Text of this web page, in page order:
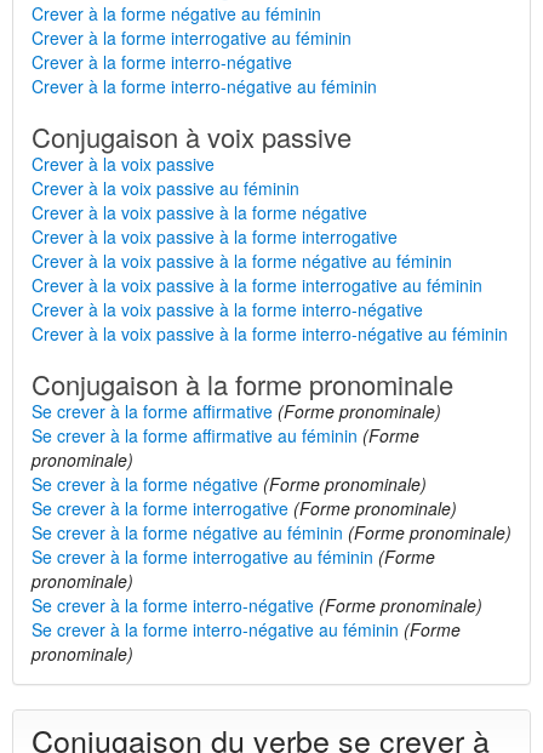
Crever à la forme négative au féminin
Crever à la forme interrogative au féminin
Crever à la forme interro-négative
Crever à la forme interro-négative au féminin
Conjugaison à voix passive
Crever à la voix passive
Crever à la voix passive au féminin
Crever à la voix passive à la forme négative
Crever à la voix passive à la forme interrogative
Crever à la voix passive à la forme négative au féminin
Crever à la voix passive à la forme interrogative au féminin
Crever à la voix passive à la forme interro-négative
Crever à la voix passive à la forme interro-négative au féminin
Conjugaison à la forme pronominale
Se crever à la forme affirmative (Forme pronominale)
Se crever à la forme affirmative au féminin (Forme
pronominale)
Se crever à la forme négative (Forme pronominale)
Se crever à la forme interrogative (Forme pronominale)
Se crever à la forme négative au féminin (Forme pronominale)
Se crever à la forme interrogative au féminin (Forme
pronominale)
Se crever à la forme interro-négative (Forme pronominale)
Se crever à la forme interro-négative au féminin (Forme
pronominale)
Conjugaison du verbe se crever à